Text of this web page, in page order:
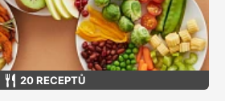
20 RECEPTŮ